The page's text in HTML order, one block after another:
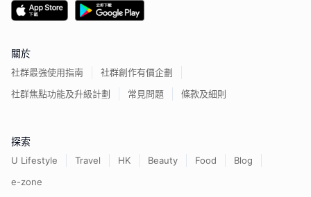
關於
社群最強使用指南
社群創作有價企劃
社群焦點功能及升級計劃
常見問題 條款及細則
探索
U Lifestyle Travel HK Beauty Food
Blog
e-zone